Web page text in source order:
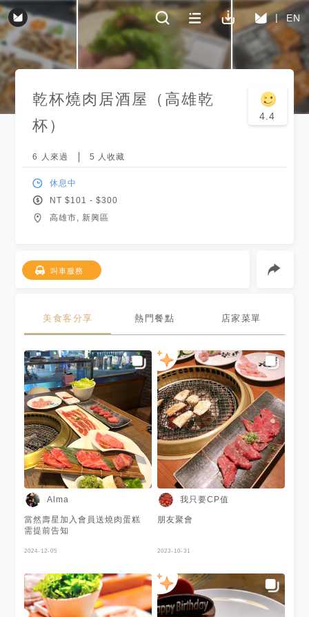
EN
乾杯燒肉居酒屋（高雄乾
杯）
4.4
6 人來過 5 人收藏
休息中
NT $101 - $300
高雄市, 新興區
叫車服務
美食客分享 熱門餐點 店家菜單
Alma
當然壽星加入會員送燒肉蛋糕
需提前告知
2024-12-05
我只要CP值
朋友聚會
2023-10-31